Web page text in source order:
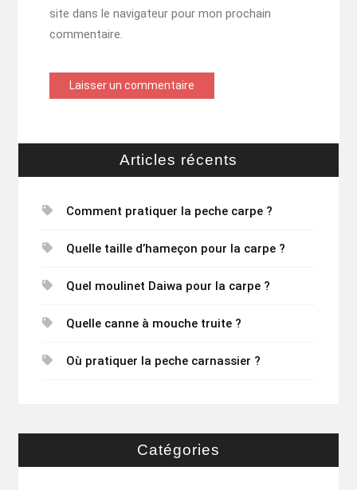
site dans le navigateur pour mon prochain
commentaire.
Articles récents
Comment pratiquer la peche carpe ?
Quelle taille d’hameçon pour la carpe ?
Quel moulinet Daiwa pour la carpe ?
Quelle canne à mouche truite ?
Où pratiquer la peche carnassier ?
Catégories